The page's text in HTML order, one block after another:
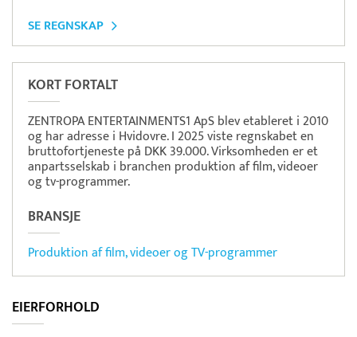
SE REGNSKAP
KORT FORTALT
ZENTROPA ENTERTAINMENTS1 ApS blev etableret i 2010
og har adresse i Hvidovre. I 2025 viste regnskabet en
bruttofortjeneste på DKK 39.000. Virksomheden er et
anpartsselskab i branchen produktion af film, videoer
og tv-programmer.
BRANSJE
Produktion af film, videoer og TV-programmer
EIERFORHOLD